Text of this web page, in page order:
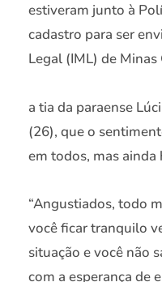
estiveram junto à
cadastro para ser
Legal (IML) de Minas
a tia da paraense
(26), que o
em todos, mas ainda
“Angustiados, todo
você ficar tranquilo
situação e você não
com a esperança de